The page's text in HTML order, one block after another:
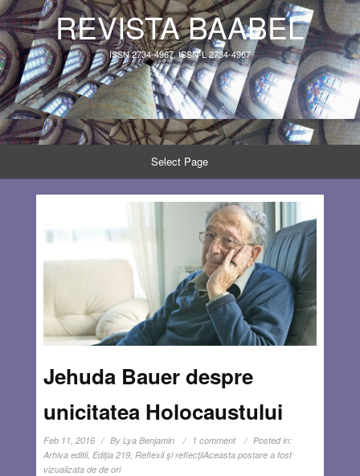
REVISTA BAABEL
ISSN 2734-4967, ISSN-L 2734-4967
Select Page
Jehuda Bauer despre
unicitatea Holocaustului
Feb 11, 2016 By Lya Benjamin 1 comment
Posted in:
Arhiva editii, Ediţia 219, Reflexii şi reflecţiiAceasta postare a fost
vizualizata de de ori